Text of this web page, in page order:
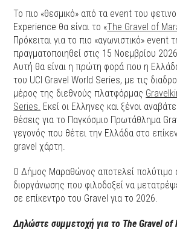
Το πιο «θεσμικό» από τα event του
Experience θα είναι το «The Gravel of
Πρόκειται για το πιο «αγωνιστικό» event
πραγματοποιηθεί στις 15 Νοεμβρίου
Αυτή θα είναι η πρώτη φορά που η
του UCI Gravel World Series, με τις
μέρος της διεθνούς πλατφόρμας
Series. Εκεί οι Ελληνες και ξένοι
θέσεις για το Παγκόσμιο Πρωτάθλημα
γεγονός που θέτει την Ελλάδα στο
gravel χάρτη.
O Δήμος Μαραθώνος αποτελεί πολύτιμο
διοργάνωσης που φιλοδοξεί να
σε επίκεντρο του Gravel για το 2026.
Δηλώστε συμμετοχή για το The Gravel